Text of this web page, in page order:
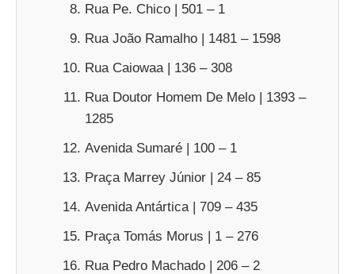
Rua Pe. Chico | 501 – 1
Rua João Ramalho | 1481 – 1598
Rua Caiowaa | 136 – 308
Rua Doutor Homem De Melo | 1393 –
1285
Avenida Sumaré | 100 – 1
Praça Marrey Júnior | 24 – 85
Avenida Antártica | 709 – 435
Praça Tomás Morus | 1 – 276
Rua Pedro Machado | 206 – 2